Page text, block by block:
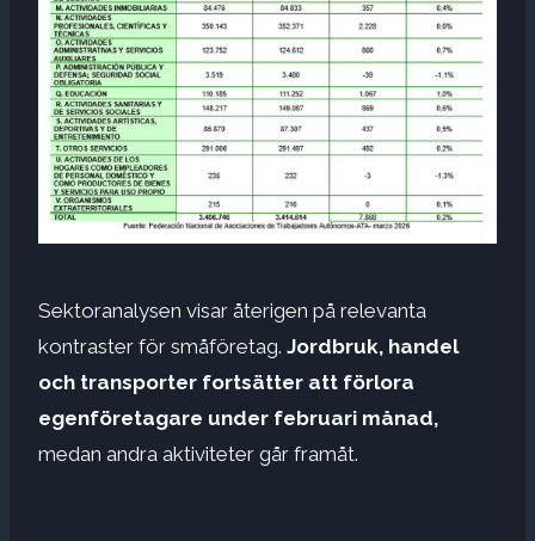
Sektoranalysen visar återigen på relevanta
kontraster för småföretag. Jordbruk, handel
och transporter fortsätter att förlora
egenföretagare under februari månad,
medan andra aktiviteter går framåt.